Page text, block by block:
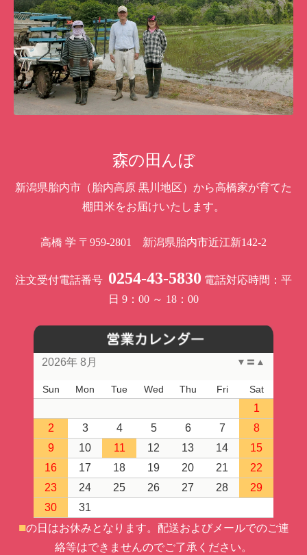
森の田んぼ
新潟県胎内市（胎内高原 黒川地区）から高橋家が育てた
棚田米をお届けいたします。
高橋 学 〒959-2801 新潟県胎内市近江新142-2
注文受付電話番号 0254-43-5830 電話対応時間：平
日 9：00 ～ 18：00
▲
〓
▼
2026年 8月
Sun Mon Tue Wed Thu Fri Sat
1
2
3 4 5 6 7
8
9
10 11 12 13 14
15
16
17 18 19 20 21
22
23
24 25 26 27 28
29
30
31
■の日はお休みとなります。 配送およびメールでのご連
絡等はできませんのでご了承ください。